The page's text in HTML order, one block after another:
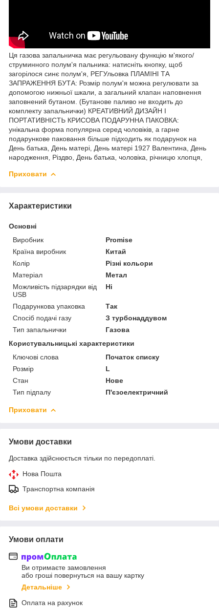
Ця газова запальничка має регульовану функцію м'якого/
струминного полум'я пальника: натисніть кнопку, щоб
загорілося синє полум'я, РЕГУльовка ПЛАМІНІ ТА
ЗАПРАЖЕННЯ БУТА: Розмір полум'я можна регулювати за
допомогою нижньої шкали, а загальний клапан наповнення
заповнений бутаном. (Бутанове паливо не входить до
комплекту запальнички) КРЕАТИВНИЙ ДИЗАЙН І
ПОРТАТИВНІСТЬ КРИСОВА ПОДАРУННА ПАКОВКА:
унікальна форма популярна серед чоловіків, а гарне
подарункове паковання більше підходить як подарунок на
День батька, День матері, День матері 1927 Валентина, День
народження, Різдво, День батька, чоловіка, річницю хлопця,
Приховати
Характеристики
Основні
Виробник
Promise
Країна виробник
Китай
Колір
Різні кольори
Матеріал
Метал
Можливість підзарядки від
USB
Ні
Подарункова упаковка
Так
Спосіб подачі газу
З турбонаддувом
Тип запальнички
Газова
Користувальницькі характеристики
Ключові слова
Початок списку
Розмір
L
Стан
Нове
Тип підпалу
П'єзоелектричний
Приховати
Умови доставки
Доставка здійснюється тільки по передоплаті.
Нова Пошта
Транспортна компанія
Всі умови доставки
Умови оплати
Ви отримаєте замовлення
або гроші повернуться на вашу картку
Детальніше
Оплата на рахунок